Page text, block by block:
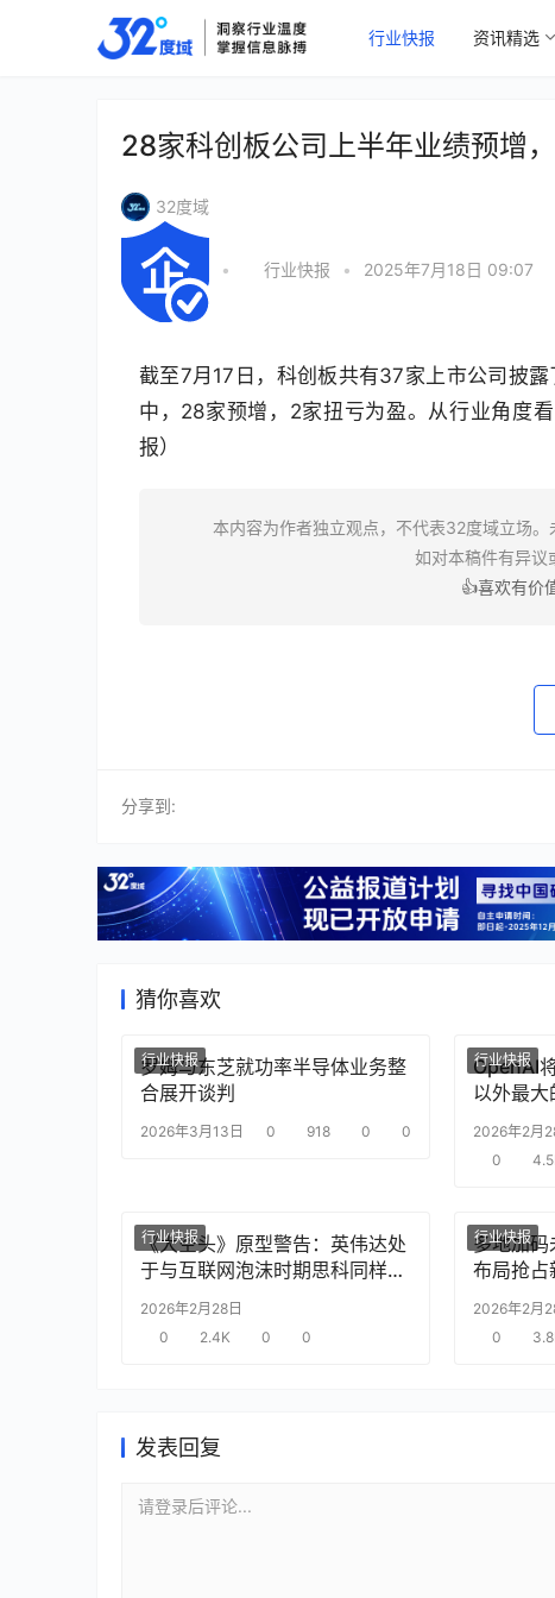
行业快报 资讯精选
28家科创板公司上半年业绩预增
32度域
• 行业快报 • 2025年7月18日 09:07
截至7月17日，科创板共有37家上市公司披
中，28家预增，2家扭亏为盈。从行业角度
报）
本内容为作者独立观点，不代表32度域立场
如对本稿件有异议
👍喜欢有价
分享到:
猜你喜欢
行业快报
罗姆与东芝就功率半导体业务整
合展开谈判
2026年3月13日 0 918 0 0
行业快报
OpenAI
以外最
2026年2月
0
行业快报
《大空头》原型警告：英伟达处
于与互联网泡沫时期思科同样的
“危险境地”
2026年2月28日
0
2.4K 0 0
行业快报
多地加
布局抢占
2026年2月
0
发表回复
请登录后评论...